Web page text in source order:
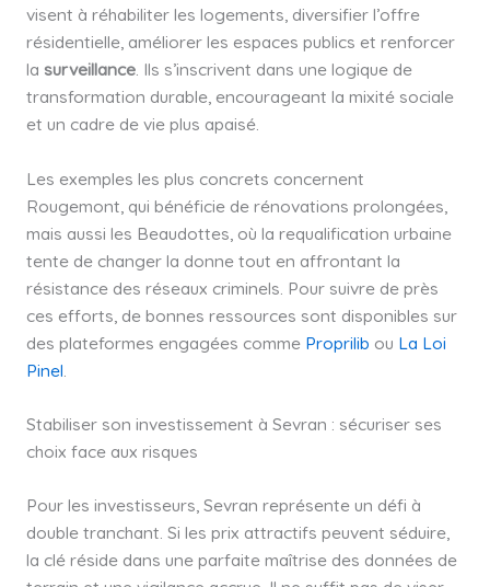
visent à réhabiliter les logements, diversifier l’offre
résidentielle, améliorer les espaces publics et renforcer
la surveillance. Ils s’inscrivent dans une logique de
transformation durable, encourageant la mixité sociale
et un cadre de vie plus apaisé.
Les exemples les plus concrets concernent
Rougemont, qui bénéficie de rénovations prolongées,
mais aussi les Beaudottes, où la requalification urbaine
tente de changer la donne tout en affrontant la
résistance des réseaux criminels. Pour suivre de près
ces efforts, de bonnes ressources sont disponibles sur
des plateformes engagées comme Proprilib ou La Loi
Pinel
Stabiliser son investissement à Sevran : sécuriser ses
choix face aux risques
Pour les investisseurs, Sevran représente un défi à
double tranchant. Si les prix attractifs peuvent séduire,
la clé réside dans une parfaite maîtrise des données de